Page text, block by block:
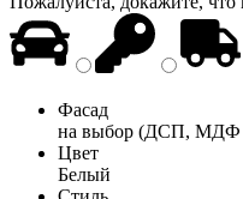
Фасад
на выбор (ДСП,
Цвет
Белый